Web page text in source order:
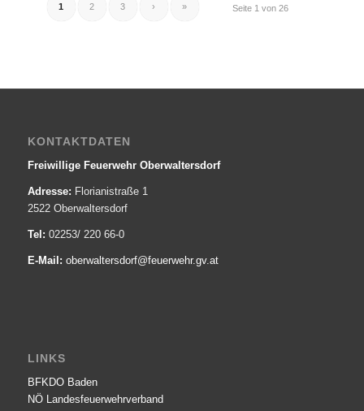
Seite 1 von 26
1 2 3 › »
KONTAKTDATEN
Freiwillige Feuerwehr Oberwaltersdorf
Adresse: Florianistraße 1
2522 Oberwaltersdorf
Tel: 02253/ 220 66-0
E-Mail: oberwaltersdorf@­feuerwehr.gv.at
LINKS
BFKDO Baden
NÖ Landesfeuerwehr­verband